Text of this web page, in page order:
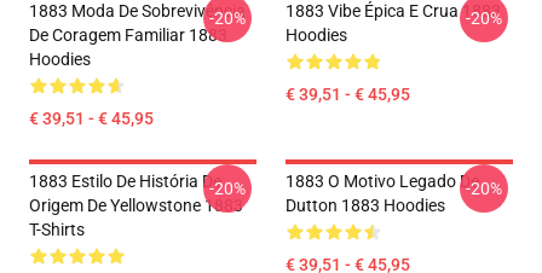
1883 Moda De Sobrevivência
De Coragem Familiar 1883
Hoodies
€ 39,51 - € 45,95
-20%
1883 Vibe Épica E Crua 1883
Hoodies
€ 39,51 - € 45,95
-20%
1883 Estilo De História De
Origem De Yellowstone 1883
T-Shirts
-20%
1883 O Motivo Legado De
Dutton 1883 Hoodies
€ 39,51 - € 45,95
-20%